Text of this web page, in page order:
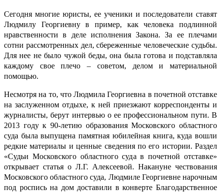
Сегодня многие юристы, ее ученики и последователи ставят
Людмилу Георгиевну в пример, как человека подлинной
нравственности в деле исполнения Закона. За ее плечами
сотни рассмотренных дел, сбереженные человеческие судьбы.
Для нее не было чужой беды, она была готова и подставляла
каждому свое плечо– советом, делом и материальной
помощью.
Несмотря на то, что Людмила Георгиевна в почетной отставке
на заслуженном отдыхе, к ней приезжают корреспонденты и
журналисты, берут интервью о ее профессиональном пути. В
2013 году к 90-летию образования Московского областного
суда была выпущена памятная юбилейная книга, куда вошли
редкие материалы и ценные сведения по его истории. Раздел
«Судьи Московского областного суда в почетной отставке»
открывает статья о Л.Г. Алексеевой. Накануне чествования
Московского областного суда, Людмиле Георгиевне нарочным
под роспись на дом доставили в конверте Благодарственное